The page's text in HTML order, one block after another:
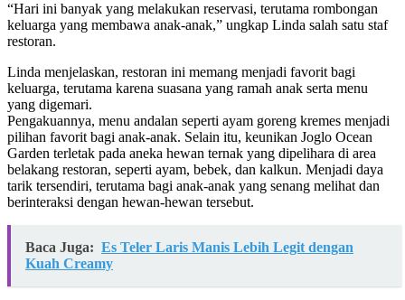
“Hari ini banyak yang melakukan reservasi, terutama rombongan
keluarga yang membawa anak-anak,” ungkap Linda salah satu staf
restoran.
Linda menjelaskan, restoran ini memang menjadi favorit bagi
keluarga, terutama karena suasana yang ramah anak serta menu
yang digemari.
Pengakuannya, menu andalan seperti ayam goreng kremes menjadi
pilihan favorit bagi anak-anak. Selain itu, keunikan Joglo Ocean
Garden terletak pada aneka hewan ternak yang dipelihara di area
belakang restoran, seperti ayam, bebek, dan kalkun. Menjadi daya
tarik tersendiri, terutama bagi anak-anak yang senang melihat dan
berinteraksi dengan hewan-hewan tersebut.
Baca Juga: Es Teler Laris Manis Lebih Legit dengan
Kuah Creamy